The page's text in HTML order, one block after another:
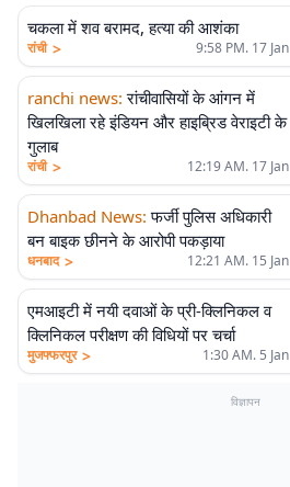
चकला में शव बरामद, हत्या की आशंका
रांची > 9:58 PM. 17 Jan
ranchi news: रांचीवासियों के आंगन में
खिलखिला रहे इंडियन और हाइब्रिड वेराइटी के
गुलाब
रांची > 12:19 AM. 17 Jan
Dhanbad News: फर्जी पुलिस अधिकारी
बन बाइक छीनने के आरोपी पकड़ाया
धनबाद > 12:21 AM. 15 Jan
एमआइटी में नयी दवाओं के प्री-क्लिनिकल व
क्लिनिकल परीक्षण की विधियों पर चर्चा
मुजफ्फरपुर > 1:30 AM. 5 Jan
विज्ञापन